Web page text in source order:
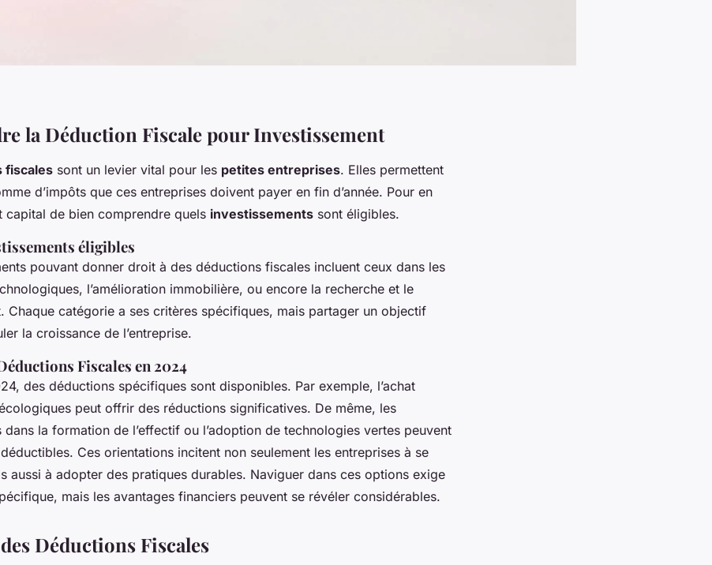
la Déduction Fiscale pour Investissement
fiscales sont un levier vital pour les petites entreprises. Elles permettent
d’impôts que ces entreprises doivent payer en fin d’année. Pour en
capital de bien comprendre quels investissements sont éligibles.
éligibles
pouvant donner droit à des déductions fiscales incluent ceux dans les
l’amélioration immobilière, ou encore la recherche et le
Chaque catégorie a ses critères spécifiques, mais partager un objectif
la croissance de l’entreprise.
Fiscales en 2024
des déductions spécifiques sont disponibles. Par exemple, l’achat
peut offrir des réductions significatives. De même, les
dans la formation de l’effectif ou l’adoption de technologies vertes peuvent
Ces orientations incitent non seulement les entreprises à se
aussi à adopter des pratiques durables. Naviguer dans ces options exige
mais les avantages financiers peuvent se révéler considérables.
Déductions Fiscales